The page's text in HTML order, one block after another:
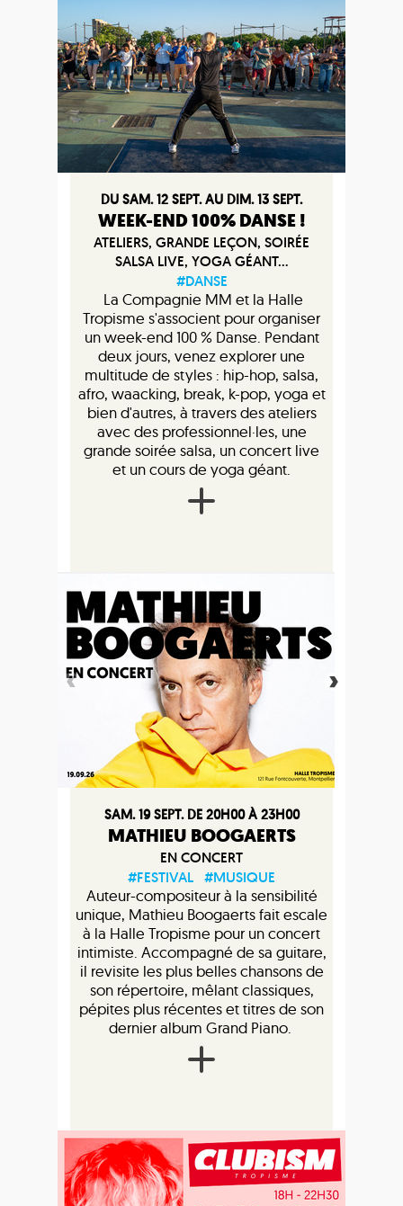
DU SAM. 12 SEPT. AU DIM. 13 SEPT.
WEEK-END 100% DANSE !
ATELIERS, GRANDE LEÇON, SOIRÉE
SALSA LIVE, YOGA GÉANT...
#DANSE
La Compagnie MM et la Halle
Tropisme s'associent pour organiser
un week-end 100 % Danse. Pendant
deux jours, venez explorer une
multitude de styles : hip-hop, salsa,
afro, waacking, break, k-pop, yoga et
bien d'autres, à travers des ateliers
avec des professionnel·les, une
grande soirée salsa, un concert live
et un cours de yoga géant.
SAM. 19 SEPT. DE 20H00 À 23H00
MATHIEU BOOGAERTS
EN CONCERT
#FESTIVAL #MUSIQUE
Auteur-compositeur à la sensibilité
unique, Mathieu Boogaerts fait escale
à la Halle Tropisme pour un concert
intimiste. Accompagné de sa guitare,
il revisite les plus belles chansons de
son répertoire, mêlant classiques,
pépites plus récentes et titres de son
dernier album Grand Piano.